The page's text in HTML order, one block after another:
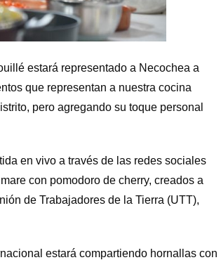
estará representado a Necochea a
que representan a nuestra cocina
pero agregando su toque personal
en vivo a través de las redes sociales
con pomodoro de cherry, creados a
de Trabajadores de la Tierra (UTT),
estará compartiendo hornallas con